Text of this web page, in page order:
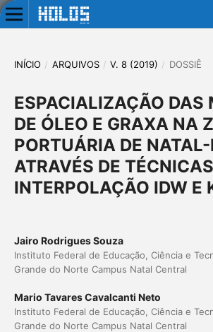
INÍCIO / ARQUIVOS / V. 8 (2019) / DOSSIÊ
ESPACIALIZAÇÃO DAS
DE ÓLEO E GRAXA NA
PORTUÁRIA DE NATAL-
ATRAVÉS DE
INTERPOLAÇÃO IDW E
Jairo Rodrigues Souza
Instituto Federal de Educação, Ciência e
Grande do Norte Campus Natal Central
Mario Tavares Cavalcanti Neto
Instituto Federal de Educação, Ciência e
Grande do Norte Campus Natal Central